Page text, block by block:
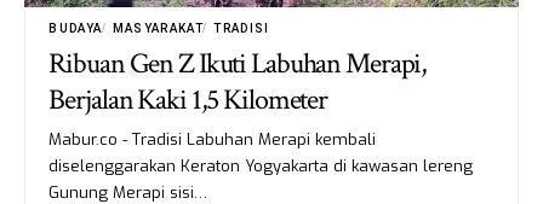
BUDAYA MASYARAKAT TRADISI
Ribuan Gen Z Ikuti Labuhan Merapi,
Berjalan Kaki 1,5 Kilometer
Mabur.co - Tradisi Labuhan Merapi kembali
diselenggarakan Keraton Yogyakarta di kawasan lereng
Gunung Merapi sisi…